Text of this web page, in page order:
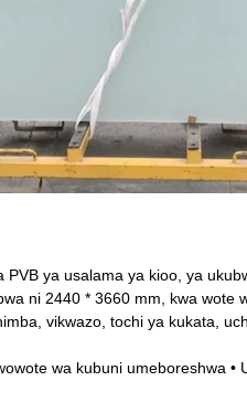
ya usalama ya kioo, ya
ni 2440 * 3660 mm, kwa wote
vikwazo, tochi ya kukata,
wa kubuni umeboreshwa •